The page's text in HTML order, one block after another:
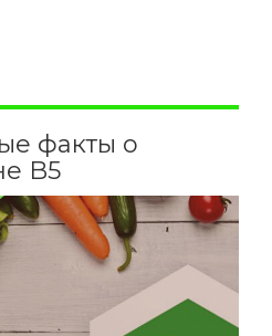
факты о
B5